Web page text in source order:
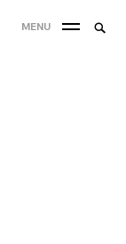
MENU